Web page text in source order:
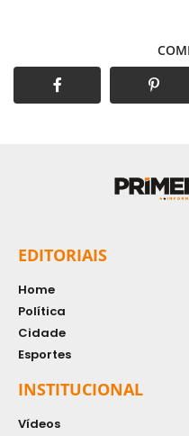
EDITORIAIS
Home
Política
Cidade
Esportes
INSTITUCIONAL
Vídeos